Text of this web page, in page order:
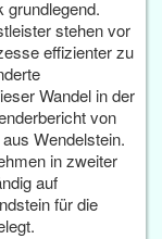
grundlegend.
stehen vor
effizienter zu
Wandel in der
von
Wendelstein.
in zweiter
auf
für die